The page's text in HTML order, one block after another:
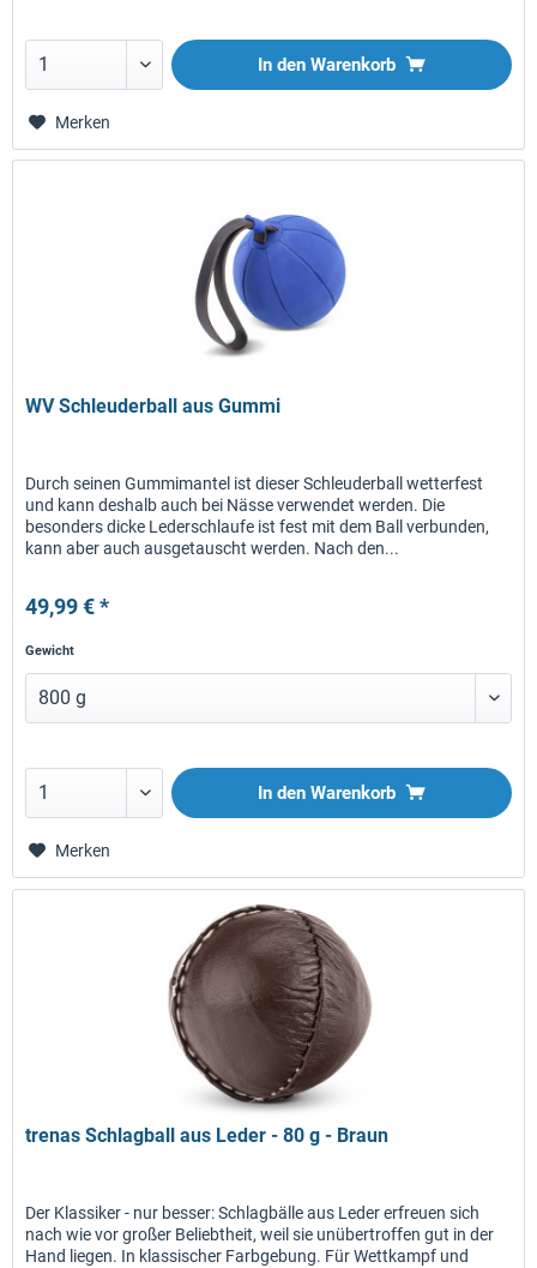
In den Warenkorb
Merken
WV Schleuderball aus Gummi
Durch seinen Gummimantel ist dieser Schleuderball wetterfest
und kann deshalb auch bei Nässe verwendet werden. Die
besonders dicke Lederschlaufe ist fest mit dem Ball verbunden,
kann aber auch ausgetauscht werden. Nach den...
49,99 € *
Gewicht
In den Warenkorb
Merken
trenas Schlagball aus Leder - 80 g - Braun
Der Klassiker - nur besser: Schlagbälle aus Leder erfreuen sich
nach wie vor großer Beliebtheit, weil sie unübertroffen gut in der
Hand liegen. In klassischer Farbgebung. Für Wettkampf und